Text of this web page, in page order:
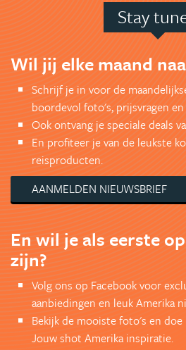
Stay
Wil jij elke maand
Schrijf je in voor de
boordevol foto's, prijsvragen
Ook ontvang je speciale deals
En profiteer je van de leukste
reisproducten.
AANMELDEN NIEUWSBRIEF
En wil je als eerste
zijn?
Volg ons op Facebook voor
aanbiedingen en leuk Amerika
Bekijk de mooiste foto's en
Jouw shot Amerika inspiratie.